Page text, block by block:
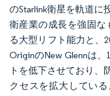
のStarlink衛星を軌道に
衛産業の成長を強固な
る大型リフト能力と、
OriginのNew Glennは
トを低下させており、
クセスを拡大している